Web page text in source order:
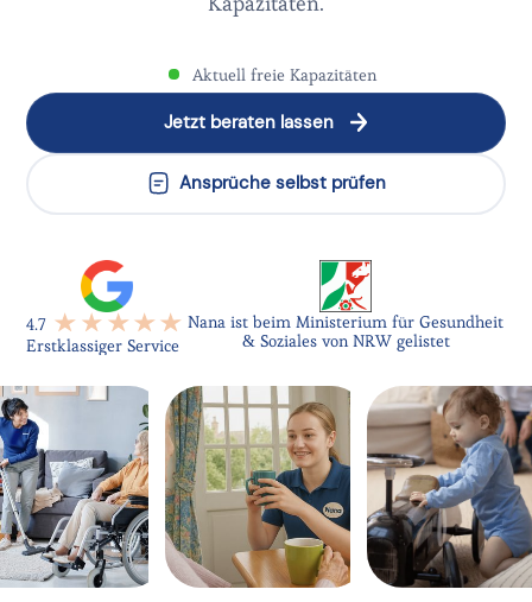
Jetzt beraten lassen
Aktuell freie Kapazitäten
Ansprüche selbst prüfen
4.7
Erstklassiger Service
Nana ist beim Ministerium für Gesundheit
& Soziales von NRW gelistet